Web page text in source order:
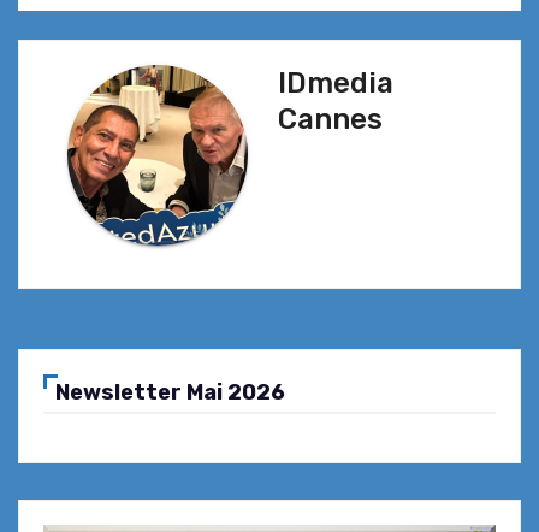
IDmedia
Cannes
Newsletter Mai 2026